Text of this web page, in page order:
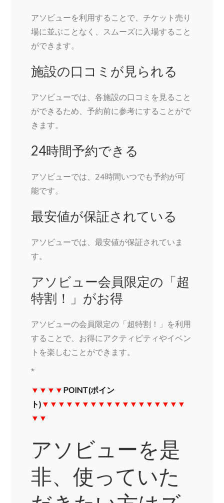
アソビューを利用することで、チケット売り
場に並ぶことなく、スムーズに入場すること
ができます。
施設の口コミが見られる
アソビューでは、各施設の口コミを見ること
ができるため、予約前に参考にすることがで
きます。
24時間予約できる
アソビューでは、24時間いつでも予約が可
能です。
最安値が保証されている
アソビューでは、最安値が保証されていま
す。
アソビュー会員限定の「超
特割！」がお得
アソビューの会員限定の「超特割！」を利用
することで、お得にアクティビティやイベン
トを楽しむことができます。
*
▼▼▼▼ POINT(ポイン
ト) ▼▼▼▼▼▼▼▼▼▼▼▼▼▼▼▼▼▼
▼▼
アソビューを是
非、使っていた